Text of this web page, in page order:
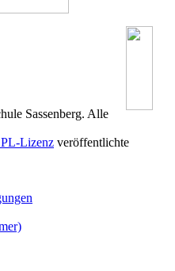
Sassenberg. Alle
Lizenz veröffentlichte